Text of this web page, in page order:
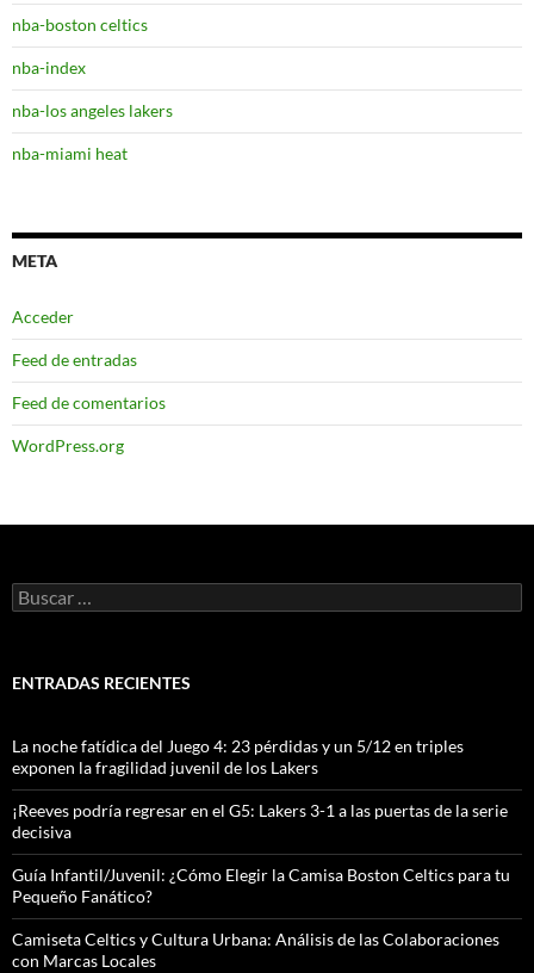
nba-boston celtics
nba-index
nba-los angeles lakers
nba-miami heat
META
Acceder
Feed de entradas
Feed de comentarios
WordPress.org
Buscar:
ENTRADAS RECIENTES
La noche fatídica del Juego 4: 23 pérdidas y un 5/12 en triples
exponen la fragilidad juvenil de los Lakers
¡Reeves podría regresar en el G5: Lakers 3-1 a las puertas de la serie
decisiva
Guía Infantil/Juvenil: ¿Cómo Elegir la Camisa Boston Celtics para tu
Pequeño Fanático?
Camiseta Celtics y Cultura Urbana: Análisis de las Colaboraciones
con Marcas Locales